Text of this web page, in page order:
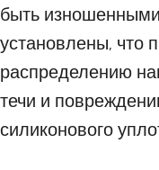
быть
установлены, что
распределению
течи и
силиконового